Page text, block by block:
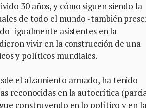
30 años, y cómo siguen siendo la
de todo el mundo -también
-igualmente asistentes en la
vivir en la construcción de una
y políticos mundiales.
el alzamiento armado, ha tenido
reconocidas en la autocrítica
construyendo en lo político y en